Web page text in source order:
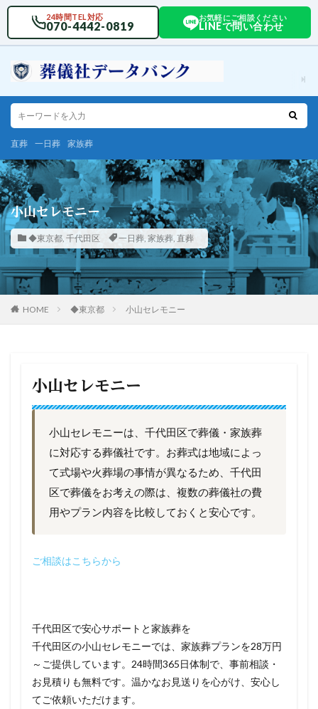
24時間TEL対応
070-4442-0819
お気軽にご相談ください
LINEで問い合わせ
直葬 一日葬 家族葬
小山セレモニー
◆東京都, 千代田区 一日葬, 家族葬, 直葬
HOME ◆東京都 小山セレモニー
小山セレモニー
小山セレモニーは、千代田区で葬儀・家族葬
に対応する葬儀社です。お葬式は地域によっ
て式場や火葬場の事情が異なるため、千代田
区で葬儀をお考えの際は、複数の葬儀社の費
用やプラン内容を比較しておくと安心です。
ご相談はこちらから
千代田区で安心サポートと家族葬を
千代田区の小山セレモニーでは、家族葬プランを28万円
～ご提供しています。24時間365日体制で、事前相談・
お見積りも無料です。温かなお見送りを心がけ、安心し
てご依頼いただけます。